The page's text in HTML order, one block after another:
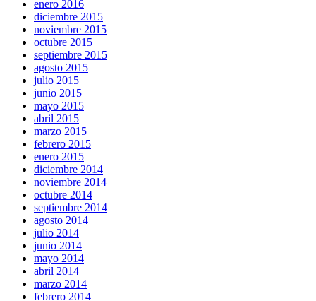
enero 2016
diciembre 2015
noviembre 2015
octubre 2015
septiembre 2015
agosto 2015
julio 2015
junio 2015
mayo 2015
abril 2015
marzo 2015
febrero 2015
enero 2015
diciembre 2014
noviembre 2014
octubre 2014
septiembre 2014
agosto 2014
julio 2014
junio 2014
mayo 2014
abril 2014
marzo 2014
febrero 2014